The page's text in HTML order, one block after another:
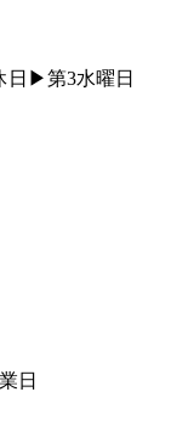
日▶︎第3水曜日
日